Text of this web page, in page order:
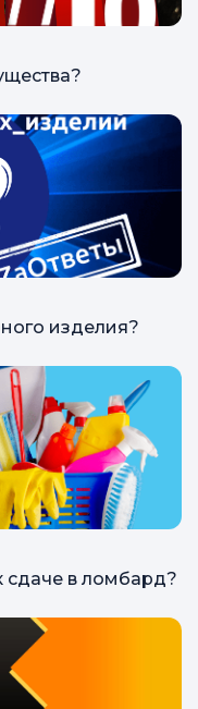
изделия?
сдаче в ломбард?